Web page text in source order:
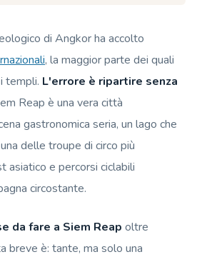
di Angkor ha accolto
, la maggior parte dei quali
templi. L'errore è ripartire senza
Reap è una vera città
gastronomica seria, un lago che
delle troupe di circo più
asiatico e percorsi ciclabili
circostante.
da fare a Siem Reap oltre
breve è: tante, ma solo una